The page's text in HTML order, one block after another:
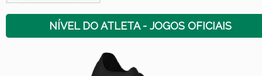
NÍVEL DO ATLETA - JOGOS OFICIAIS